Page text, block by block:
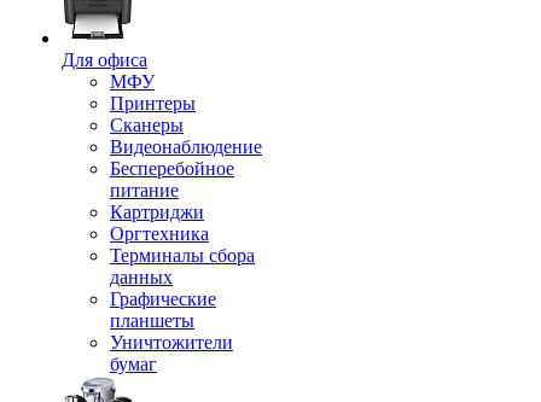
Для офиса
МФУ
Принтеры
Сканеры
Видеонаблюдение
Бесперебойное
питание
Картриджи
Оргтехника
Терминалы сбора
данных
Графические
планшеты
Уничтожители
бумаг